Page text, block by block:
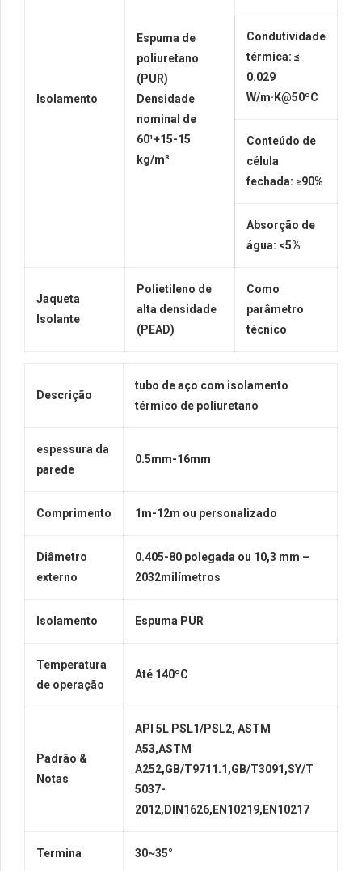
Isolamento
Espuma de
poliuretano
(PUR)
Densidade
nominal de
60¹+15-15
kg/m³
Condutividade
térmica: ≤
0.029
W/m·K@50ºC
Conteúdo de
célula
fechada: ≥90%
Absorção de
água: <5%
Jaqueta
Isolante
Polietileno de
alta densidade
(PEAD)
Como
parâmetro
técnico
Descrição
tubo de aço com isolamento
térmico de poliuretano
espessura da
parede
0.5mm-16mm
Comprimento 1m-12m ou personalizado
Diâmetro
externo
0.405-80 polegada ou 10,3 mm –
2032milímetros
Isolamento Espuma PUR
Temperatura
de operação
Até 140ºC
Padrão &
Notas
API 5L PSL1/PSL2, ASTM
A53,ASTM
A252,GB/T9711.1,GB/T3091,SY/T
5037-
2012,DIN1626,EN10219,EN10217
Termina 30~35°